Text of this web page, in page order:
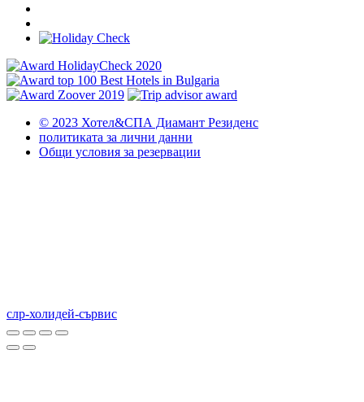
© 2023 Хотел&СПА Диамант Резиденс
политиката за лични данни
Общи условия за резервации
слр-холидей-сървис